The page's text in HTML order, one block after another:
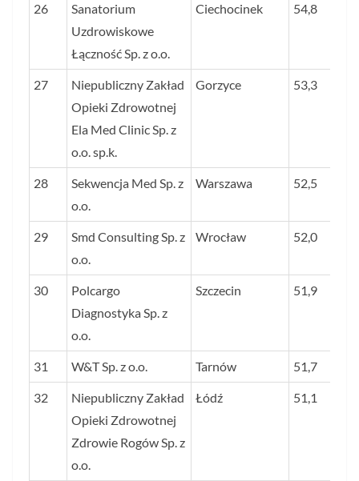
26
Sanatorium
Uzdrowiskowe
Łączność Sp. z o.o.
Ciechocinek 54,8
27
Niepubliczny Zakład
Opieki Zdrowotnej
Ela Med Clinic Sp. z
o.o. sp.k.
Gorzyce 53,3
28
Sekwencja Med Sp. z
o.o.
Warszawa 52,5
29
Smd Consulting Sp. z
o.o.
Wrocław 52,0
30
Polcargo
Diagnostyka Sp. z
o.o.
Szczecin 51,9
31 W&T Sp. z o.o. Tarnów 51,7
32
Niepubliczny Zakład
Opieki Zdrowotnej
Zdrowie Rogów Sp. z
o.o.
Łódź 51,1